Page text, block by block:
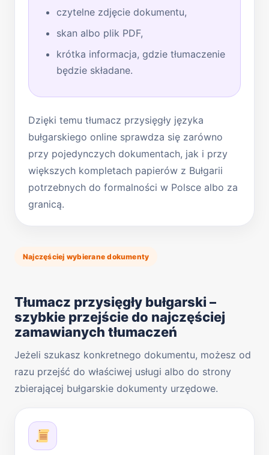
czytelne zdjęcie dokumentu,
skan albo plik PDF,
krótka informacja, gdzie tłumaczenie
będzie składane.
Dzięki temu tłumacz przysięgły języka
bułgarskiego online sprawdza się zarówno
przy pojedynczych dokumentach, jak i przy
większych kompletach papierów z Bułgarii
potrzebnych do formalności w Polsce albo za
granicą.
Najczęściej wybierane dokumenty
Tłumacz przysięgły bułgarski –
szybkie przejście do najczęściej
zamawianych tłumaczeń
Jeżeli szukasz konkretnego dokumentu, możesz od
razu przejść do właściwej usługi albo do strony
zbierającej bułgarskie dokumenty urzędowe.